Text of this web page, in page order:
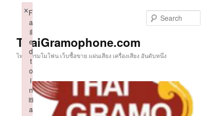
ThaiGramophone.com
ไทยแกรมโมโฟน เว็บซื้อขาย แผ่นเสียง เครื่องเสียง อันดับหนึ่ง
F
a
il
e
d
t
o
i
n
iti
a
×